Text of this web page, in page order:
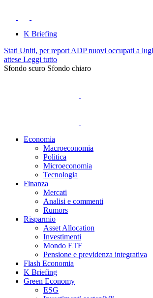
K Briefing
Stati Uniti, per report ADP nuovi occupati a
attese Leggi tutto
Sfondo scuro Sfondo chiaro
Economia
Macroeconomia
Politica
Microeconomia
Tecnologia
Finanza
Mercati
Analisi e commenti
Rumors
Risparmio
Asset Allocation
Investimenti
Mondo ETF
Pensione e previdenza integrativa
Flash Economia
K Briefing
Green Economy
ESG